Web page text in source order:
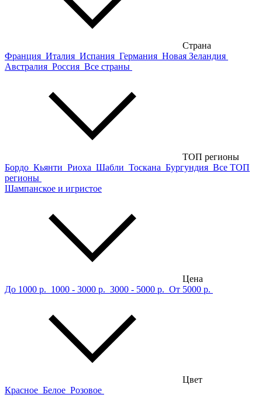
Страна
Франция Италия Испания Германия Новая Зеландия
Австралия Россия Все страны
ТОП регионы
Бордо Кьянти Риоха Шабли Тоскана Бургундия Все ТОП
регионы
Шампанское и игристое
Цена
До 1000 р. 1000 - 3000 р. 3000 - 5000 р. От 5000 р.
Цвет
Красное Белое Розовое